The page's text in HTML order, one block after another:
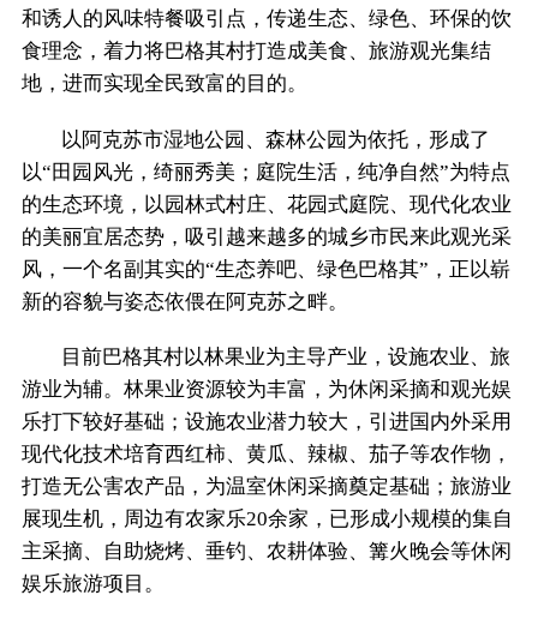
和诱人的风味特餐吸引点，传递生态、绿色、环保的饮
食理念，着力将巴格其村打造成美食、旅游观光集结
地，进而实现全民致富的目的。
以阿克苏市湿地公园、森林公园为依托，形成了
以“田园风光，绮丽秀美；庭院生活，纯净自然”为特点
的生态环境，以园林式村庄、花园式庭院、现代化农业
的美丽宜居态势，吸引越来越多的城乡市民来此观光采
风，一个名副其实的“生态养吧、绿色巴格其”，正以崭
新的容貌与姿态依偎在阿克苏之畔。
目前巴格其村以林果业为主导产业，设施农业、旅
游业为辅。林果业资源较为丰富，为休闲采摘和观光娱
乐打下较好基础；设施农业潜力较大，引进国内外采用
现代化技术培育西红柿、黄瓜、辣椒、茄子等农作物，
打造无公害农产品，为温室休闲采摘奠定基础；旅游业
展现生机，周边有农家乐20余家，已形成小规模的集自
主采摘、自助烧烤、垂钓、农耕体验、篝火晚会等休闲
娱乐旅游项目。